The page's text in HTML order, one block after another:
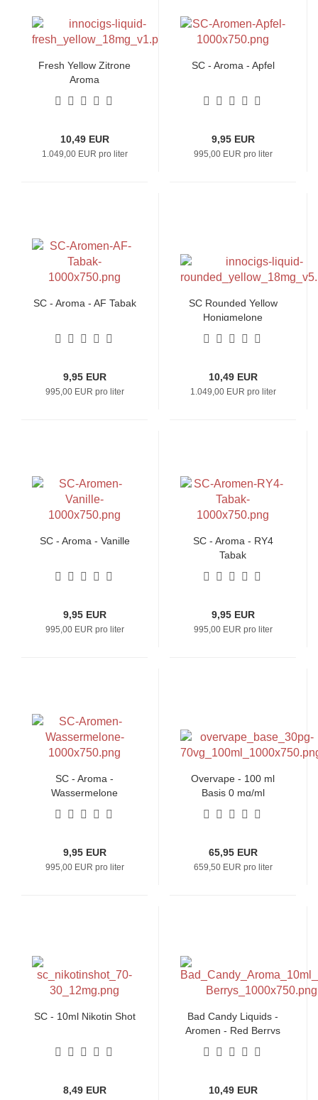
Fresh Yellow Zitrone
Aroma
10,49 EUR
1.049,00 EUR pro liter
SC - Aroma - Apfel
9,95 EUR
995,00 EUR pro liter
SC - Aroma - AF Tabak
9,95 EUR
995,00 EUR pro liter
SC Rounded Yellow
Honigmelone
10,49 EUR
1.049,00 EUR pro liter
SC - Aroma - Vanille
9,95 EUR
995,00 EUR pro liter
SC - Aroma - RY4
Tabak
9,95 EUR
995,00 EUR pro liter
SC - Aroma -
Wassermelone
9,95 EUR
995,00 EUR pro liter
Overvape - 100 ml
Basis 0 mg/ml
65,95 EUR
659,50 EUR pro liter
SC - 10ml Nikotin Shot
8,49 EUR
Bad Candy Liquids -
Aromen - Red Berrys
10,49 EUR